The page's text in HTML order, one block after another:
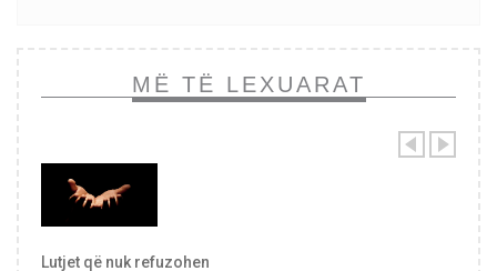
MË TË LEXUARAT
Lutjet që nuk refuzohen